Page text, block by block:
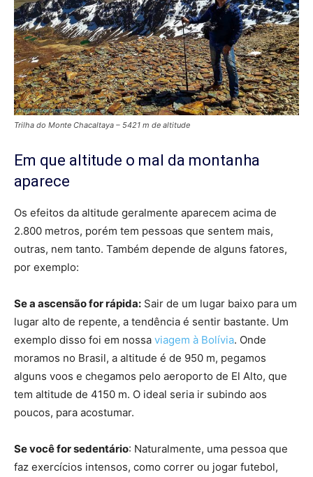
Trilha do Monte Chacaltaya – 5421 m de altitude
Em que altitude o mal da montanha
aparece
Os efeitos da altitude geralmente aparecem acima de
2.800 metros, porém tem pessoas que sentem mais,
outras, nem tanto. Também depende de alguns fatores,
por exemplo:
Se a ascensão for rápida: Sair de um lugar baixo para um
lugar alto de repente, a tendência é sentir bastante. Um
exemplo disso foi em nossa viagem à Bolívia. Onde
moramos no Brasil, a altitude é de 950 m, pegamos
alguns voos e chegamos pelo aeroporto de El Alto, que
tem altitude de 4150 m. O ideal seria ir subindo aos
poucos, para acostumar.
Se você for sedentário: Naturalmente, uma pessoa que
faz exercícios intensos, como correr ou jogar futebol,